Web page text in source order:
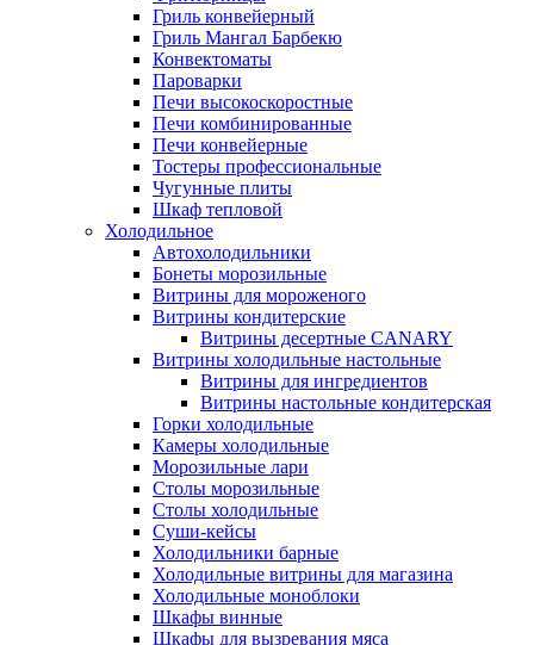
Гриль конвейерный
Гриль Мангал Барбекю
Конвектоматы
Пароварки
Печи высокоскоростные
Печи комбинированные
Печи конвейерные
Тостеры профессиональные
Чугунные плиты
Шкаф тепловой
Холодильное
Автохолодильники
Бонеты морозильные
Витрины для мороженого
Витрины кондитерские
Витрины десертные CANARY
Витрины холодильные настольные
Витрины для ингредиентов
Витрины настольные кондитерская
Горки холодильные
Камеры холодильные
Морозильные лари
Столы морозильные
Столы холодильные
Суши-кейсы
Холодильники барные
Холодильные витрины для магазина
Холодильные моноблоки
Шкафы винные
Шкафы для вызревания мяса